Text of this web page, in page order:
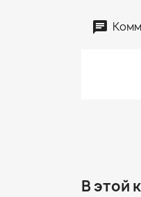
В этой